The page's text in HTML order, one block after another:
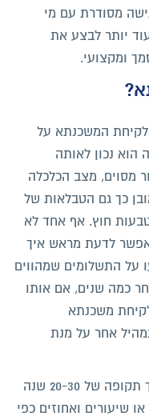
מסודרת עם מי
יותר לבצע את
ומקצועי.
המשכנתא על
נכון לאותה
מסוים, מצב הכלכלה
כך גם הטבלאות של
חוץ. אף אחד לא
אפשר לדעת מראש איך
על התשלומים שמהווים
כמה שנים, אם אותו
משכנתא
אחר על מנת
מכיוון שאת המשכנתא מחזירים לאורך תקופה של 20-30 שנה
שיעורים ואחוזים כפי